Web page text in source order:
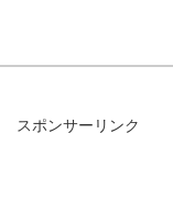
スポンサーリンク